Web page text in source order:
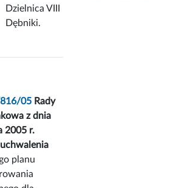
Dzielnica VIII
Dębniki.
816/05 Rady
z dnia
2005 r.
planu